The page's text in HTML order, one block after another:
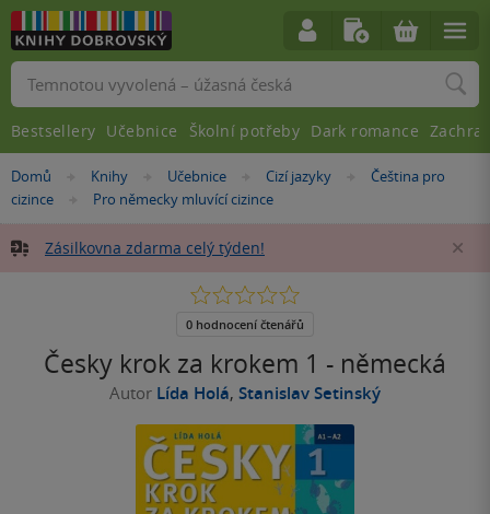
Nacházíte
se
Domů »
Knihy »Učebnice »Cizí jazyky »
Čeština pro
cizince
»Pro německy mluvící cizince
Zásilkovna zdarma celý týden!
Česky krok za krokem 1 - německá
Autor Lída Holá, Stanislav Setinský
0.0
5
0 hodnocení čtenářů
Vyhledávání
Bestsellery Učebnice Školní potřeby Dark romance